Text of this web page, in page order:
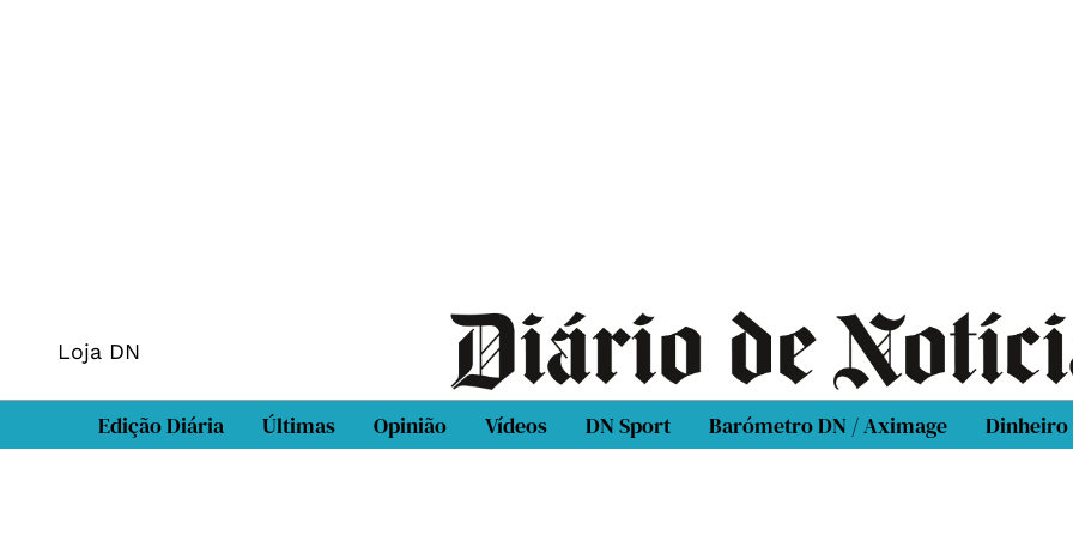
Loja DN
Edição Diária Últimas Opinião Vídeos DN Sport Barómetro DN / Aximage Dinheiro